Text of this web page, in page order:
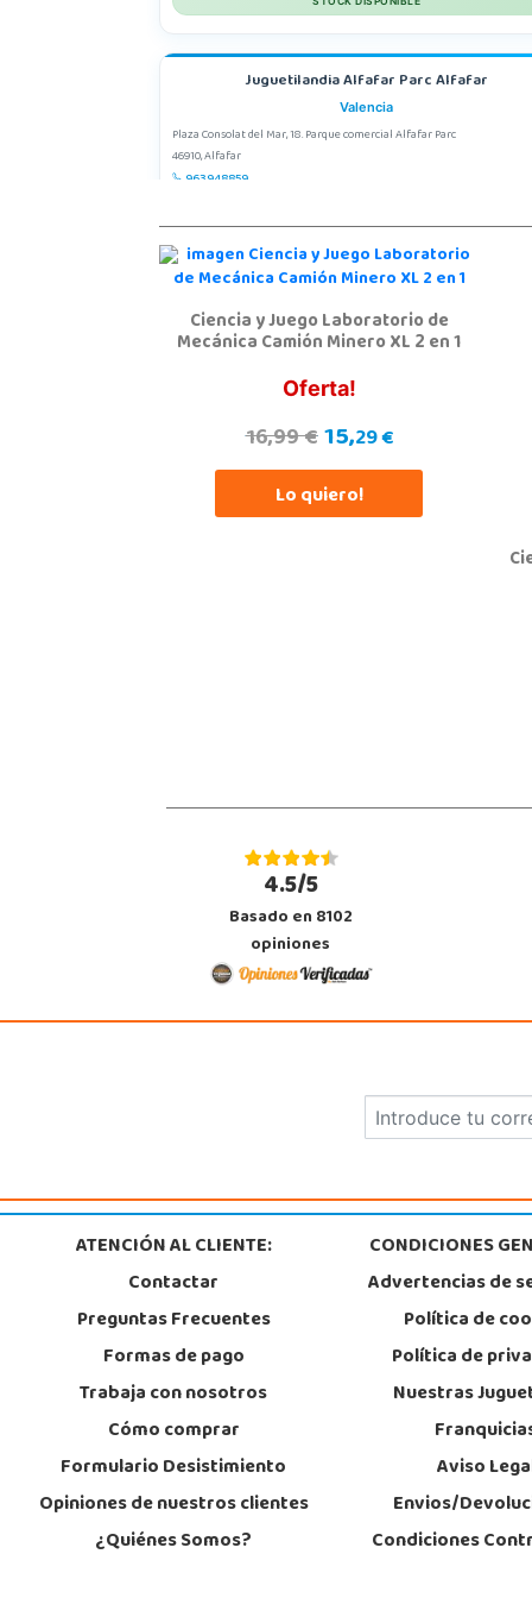
Juguetilandia Alfafar Parc Alfafar
Valencia
Plaza Consolat del Mar, 18. Parque comercial Alfafar Parc
46910, Alfafar
963948859
Juguetilandia Barakaldo
Vizcaya
Centro comercial Max Center Barrio, Kareaga K., s/n Planta 1 Local LC3
Localizar Tienda
STOCK DISPONIBLE
Juguetilandia Huelva
Avenida Molino de la Vega, C.C. Puerta del Odiel, Pol. Pesquero Norte, Nave
Localizar Tienda
STOCK DISPONIBLE
CC As Termas, Av. Infanta Elena 213, Antiguo Muelle Eroski
Juguetilandia Murcia
C/ Victor Garrigos, nº 15, Parque Comercial Thader
30110, Churra
968 385 962
Juguetilandia Pulianas
Ciencia y Juego Laboratorio de
Mecánica Camión Minero XL 2 en 1
Oferta!
16,99 €15,29 €
Lo quiero!
4.5/5
Basado en 8102
opiniones
ATENCIÓN AL CLIENTE:
Contactar
Preguntas Frecuentes
Formas de pago
Trabaja con nosotros
Cómo comprar
Formulario Desistimiento
Opiniones de nuestros clientes
¿Quiénes Somos?
CONDICIONES
Advertencias de
Política de
Política de
Nuestras
Aviso
Envios/
Condiciones